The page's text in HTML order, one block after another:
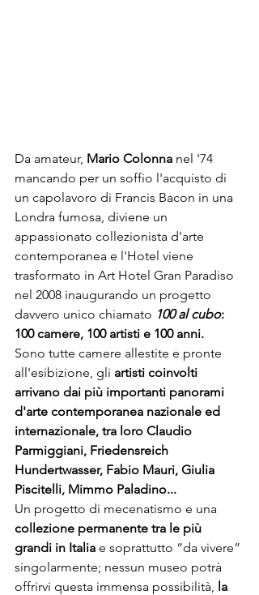
Da amateur, Mario Colonna nel '74
mancando per un soffio l'acquisto di
un capolavoro di Francis Bacon in una
Londra fumosa, diviene un
appassionato collezionista d'arte
contemporanea e l'Hotel viene
trasformato in Art Hotel Gran Paradiso
nel 2008 inaugurando un progetto
davvero unico chiamato 100 al cubo:
100 camere, 100 artisti e 100 anni.
Sono tutte camere allestite e pronte
all'esibizione, gli artisti coinvolti
arrivano dai più importanti panorami
d'arte contemporanea nazionale ed
internazionale, tra loro Claudio
Parmiggiani, Friedensreich
Hundertwasser, Fabio Mauri, Giulia
Piscitelli, Mimmo Paladino...
Un progetto di mecenatismo e una
collezione permanente tra le più
grandi in Italia e soprattutto “da vivere”
singolarmente; nessun museo potrà
offrirvi questa immensa possibilità, la